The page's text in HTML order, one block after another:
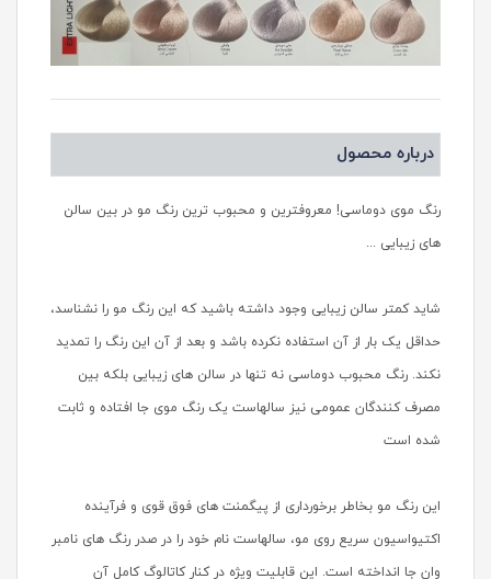
درباره محصول
رنگ موی دوماسی! معروفترین و محبوب ترین رنگ مو در بین سالن
های زیبایی ...
شاید کمتر سالن زیبایی وجود داشته باشید که این رنگ مو را نشناسد،
حداقل یک بار از آن استفاده نکرده باشد و بعد از آن این رنگ را تمدید
نکند. رنگ محبوب دوماسی نه تنها در سالن های زیبایی بلکه بین
مصرف کنندگان عمومی نیز سالهاست یک رنگ موی جا افتاده و ثابت
شده است
این رنگ مو بخاطر برخورداری از پیگمنت های فوق قوی و فرآینده
اکتیواسیون سریع روی مو، سالهاست نام خود را در صدر رنگ های نامبر
وان جا انداخته است. این قابلیت ویژه در کنار کاتالوگ کامل آن